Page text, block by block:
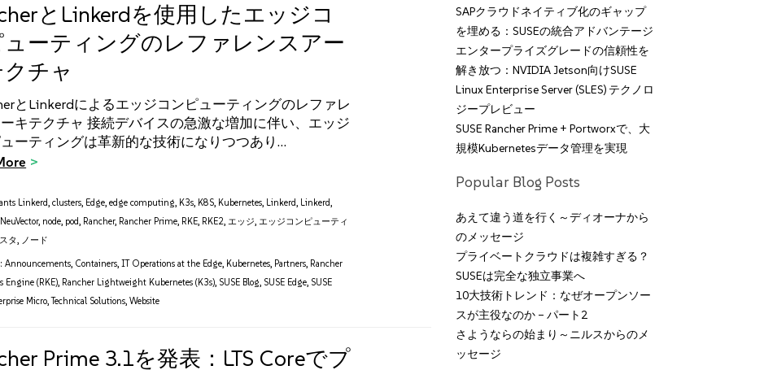
とLinkerdを使用したエッジコ
ューティングのレファレンスアー
チャ
とLinkerdによるエッジコンピューティングのレファレ
キテクチャ 接続デバイスの急激な増加に伴い、エッジ
ーティングは革新的な技術になりつつあり…
Linkerd,clusters, Edge,edge computing, K3s, K8S, Kubernetes, Linkerd, Linkerd,
NeuVector, node, pod, Rancher, Rancher Prime, RKE, RKE2,エッジ,エッジコンピューティ
タ, ノード
Announcements, Containers,IT Operations at the Edge, Kubernetes, Partners, Rancher
Engine (RKE), Rancher Lightweight Kubernetes (K3s), SUSE Blog, SUSE Edge, SUSE
Micro,Technical Solutions,Website
Prime 3.1を発表：LTS Coreでプ
SAPクラウドネイティブ化のギャップ
を埋める：SUSEの統合アドバンテージ
エンタープライズグレードの信頼性を
解き放つ：NVIDIA Jetson向けSUSE
Linux Enterprise Server (SLES) テクノロ
ジープレビュー
SUSE Rancher Prime + Portworxで、大
規模Kubernetesデータ管理を実現
Popular Blog Posts
あえて違う道を行く～ディオーナから
のメッセージ
プライベートクラウドは複雑すぎる？
SUSEは完全な独立事業へ
10大技術トレンド：なぜオープンソー
スが主役なのか – パート2
さようならの始まり～ニルスからのメ
ッセージ